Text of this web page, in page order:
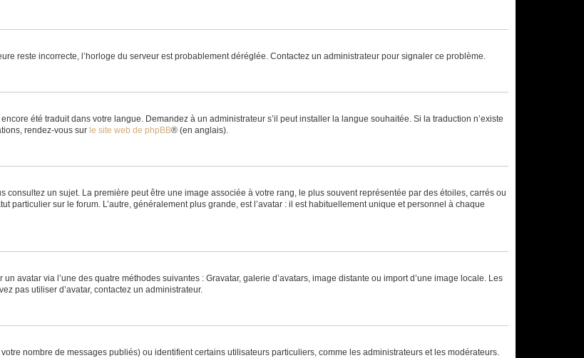
reste incorrecte, l’horloge du serveur est probablement déréglée. Contactez un administrateur pour signaler ce problème.
été traduit dans votre langue. Demandez à un administrateur s’il peut installer la langue souhaitée. Si la traduction n’existe
rendez-vous sur le site web de phpBB® (en anglais).
consultez un sujet. La première peut être une image associée à votre rang, le plus souvent représentée par des étoiles, carrés ou
particulier sur le forum. L’autre, généralement plus grande, est l’avatar : il est habituellement unique et personnel à chaque
avatar via l’une des quatre méthodes suivantes : Gravatar, galerie d’avatars, image distante ou import d’une image locale. Les
pas utiliser d’avatar, contactez un administrateur.
nombre de messages publiés) ou identifient certains utilisateurs particuliers, comme les administrateurs et les modérateurs.